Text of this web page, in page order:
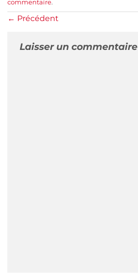
commentaire.
← Précédent
Laisser un commentaire